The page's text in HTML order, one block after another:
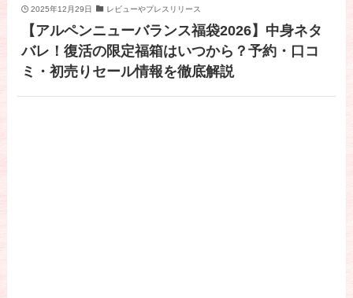
2025年12月29日 レビューやプレスリリース
【アルペンニューバランス福袋2026】中身ネタ
バレ！復活の限定福箱はいつから？予約・口コ
ミ・初売りセール情報を徹底解説